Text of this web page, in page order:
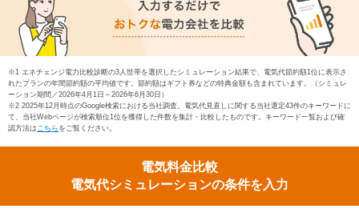
※1 エネチェンジ電力比較診断の3人世帯を選択したシミュレーション結果で、電気代節約額1位に表示さ
れたプランの年間節約額の平均値です。節約額はギフト券などの特典金額も含まれています。（シミュレ
ーション期間／2026年4月1日～2026年6月30日）
※2 2025年12月時点のGoogle検索における当社調査。電気代見直しに関する当社選定43件のキーワードに
て、当社Webページが検索順位1位を獲得した件数を集計・比較したものです。キーワード一覧および確
認方法は こちら をご覧ください。
電気料金比較
電気代シミュレーションの条件を入力